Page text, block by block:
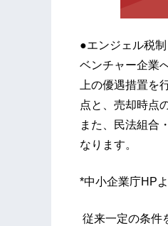
●エンジェル税
ベンチャー企業
上の優遇措置を
点と、売却時点
また、民法組合
なります。
*中小企業庁HP
従来一定の条件